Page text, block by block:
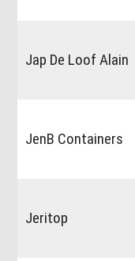
Jap De Loof Alain
JenB Containers
Jeritop